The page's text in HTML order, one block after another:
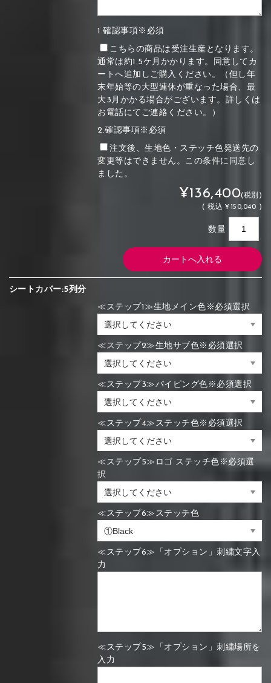
1.確認事項※必須
こちらの商品は受注生産となります。
通常は約1.5ケ月かかります。同意してカ
ートへ追加しご購入ください。（但し年
末年始等の大型連休が重なった場合、最
大3月かかる場合がございます。詳しくは
お電話にてご連絡ください。）
2.確認事項※必須
注文後、生地色・ステッチ色発送先の
変更等はできません。この条件に同意し
ました。
¥136,400(税別)
(税込 ¥150,040 )
数量
シートカバー:5列分
≪ステップ1≫生地メイン色※必須選択
≪ステップ2≫生地サブ色※必須選択
≪ステップ3≫パイピング色※必須選択
≪ステップ4≫ステッチ色※必須選択
≪ステップ5≫ロゴ ステッチ色※必須選
択
≪ステップ6≫ステッチ色
≪ステップ6≫「オプション」刺繍文字入
力
≪ステップ5≫「オプション」刺繍場所を
入力